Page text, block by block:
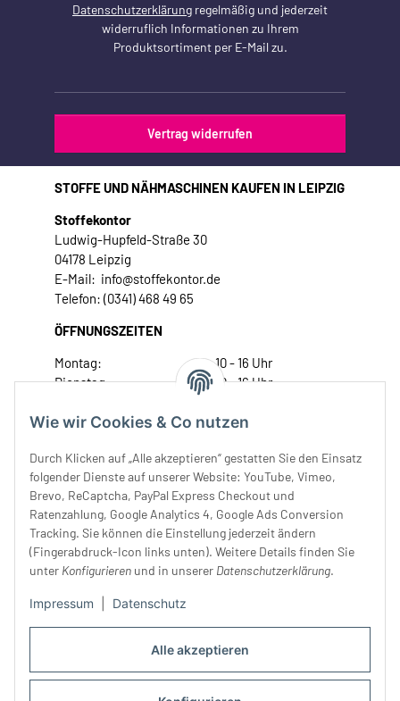
Alle akzeptieren
Wie wir Cookies & Co nutzen
Durch Klicken auf „Alle akzeptieren“ gestatten Sie den Einsatz
folgender Dienste auf unserer Website: YouTube, Vimeo,
Brevo, ReCaptcha, PayPal Express Checkout und
Ratenzahlung, Google Analytics 4, Google Ads Conversion
Tracking. Sie können die Einstellung jederzeit ändern
(Fingerabdruck-Icon links unten). Weitere Details finden Sie
unter Konfigurieren und in unserer Datenschutzerklärung.
Impressum Datenschutz
Datenschutzerklärung regelmäßig und jederzeit
widerruflich Informationen zu Ihrem
Produktsortiment per E-Mail zu.
Vertrag widerrufen
STOFFE UND NÄHMASCHINEN KAUFEN IN LEIPZIG
Stoffekontor
Ludwig-Hupfeld-Straße 30
04178 Leipzig
E-Mail: info@stoffekontor.de
Telefon: (0341) 468 49 65
ÖFFNUNGSZEITEN
Montag:
10 - 16 Uhr
Dienstag:
10 - 16 Uhr
Donnerstag:
10 - 18 Uhr
Samstag:
10 - 14 Uhr
Unser Service
Rechtliches